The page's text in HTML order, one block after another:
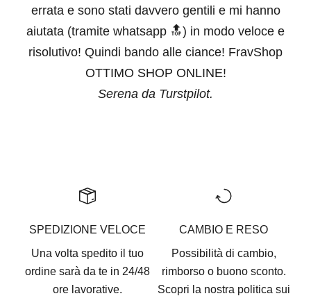
errata e sono stati davvero gentili e mi hanno
aiutata (tramite whatsapp 🔝) in modo veloce e
risolutivo! Quindi bando alle ciance! FravShop
OTTIMO SHOP ONLINE!
Serena da Turstpilot.
SPEDIZIONE VELOCE
Una volta spedito il tuo
ordine sarà da te in 24/48
ore lavorative.
CAMBIO E RESO
Possibilità di cambio,
rimborso o buono sconto.
Scopri la nostra politica sui